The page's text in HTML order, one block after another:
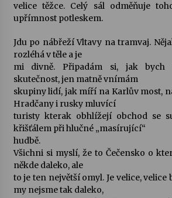
velice těžce. Celý sál odměňuje
upřímnost potleskem.
Jdu po nábřeží Vltavy na tramvaj.
rozléhá v těle a je
mi divně. Připadám si, jak bych
skutečnost, jen matně vnímám
skupiny lidí, jak míří na Karlův most,
Hradčany i rusky mluvící
turisty kterak obhlížejí obchod se
křišťálem při hlučné „masírující“
hudbě.
Všichni si myslí, že to Čečensko o
někde daleko, ale
to je ten největší omyl. Je velice,
my nejsme tak daleko,